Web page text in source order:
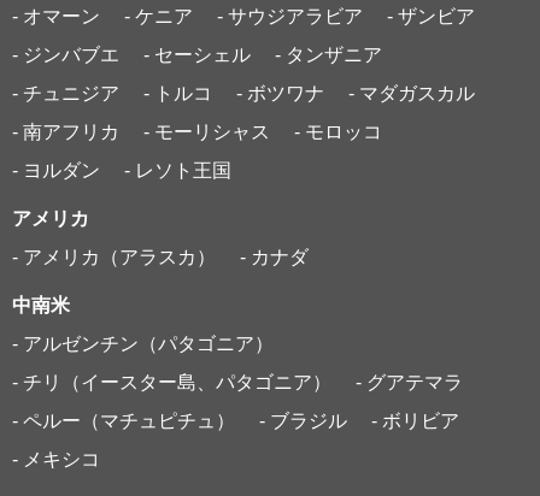
- オマーン
- ケニア - サウジアラビア
- ザンビア
- ジンバブエ
- セーシェル
- タンザニア
- チュニジア
- トルコ - ボツワナ
- マダガスカル
- 南アフリカ
- モーリシャス
- モロッコ
- ヨルダン
- レソト王国
アメリカ
- アメリカ（アラスカ）
- カナダ
中南米
- アルゼンチン（パタゴニア）
- チリ（イースター島、パタゴニア）
- グアテマラ
- ペルー（マチュピチュ）
- ブラジル
- ボリビア
- メキシコ